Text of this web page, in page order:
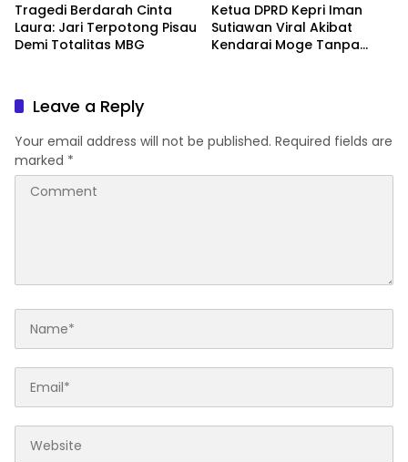
Tragedi Berdarah Cinta
Laura: Jari Terpotong Pisau
Demi Totalitas MBG
Ketua DPRD Kepri Iman
Sutiawan Viral Akibat
Kendarai Moge Tanpa
Leave a Reply
Your email address will not be published. Required fields are
marked *